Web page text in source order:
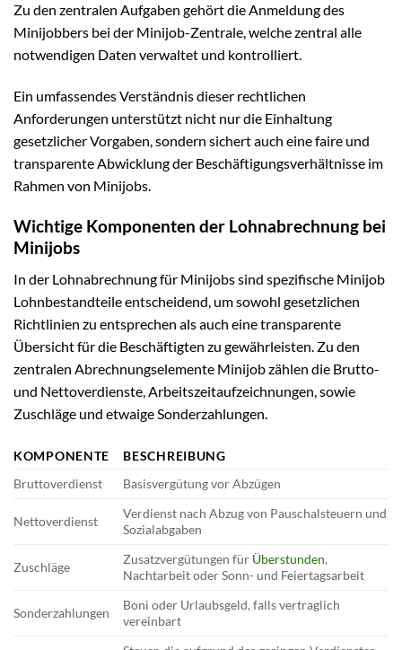
Zu den zentralen Aufgaben gehört die Anmeldung des
Minijobbers bei der Minijob-Zentrale, welche zentral alle
notwendigen Daten verwaltet und kontrolliert.
Ein umfassendes Verständnis dieser rechtlichen
Anforderungen unterstützt nicht nur die Einhaltung
gesetzlicher Vorgaben, sondern sichert auch eine faire und
transparente Abwicklung der Beschäftigungsverhältnisse im
Rahmen von Minijobs.
Wichtige Komponenten der Lohnabrechnung bei
Minijobs
In der Lohnabrechnung für Minijobs sind spezifische Minijob
Lohnbestandteile entscheidend, um sowohl gesetzlichen
Richtlinien zu entsprechen als auch eine transparente
Übersicht für die Beschäftigten zu gewährleisten. Zu den
zentralen Abrechnungselemente Minijob zählen die Brutto-
und Nettoverdienste, Arbeitszeitaufzeichnungen, sowie
Zuschläge und etwaige Sonderzahlungen.
KOMPONENTE
BESCHREIBUNG
Bruttoverdienst
Basisvergütung vor Abzügen
Nettoverdienst
Verdienst nach Abzug von Pauschalsteuern und
Sozialabgaben
Zuschläge
Zusatzvergütungen für Überstunden,
Nachtarbeit oder Sonn- und Feiertagsarbeit
Sonderzahlungen
Boni oder Urlaubsgeld, falls vertraglich
vereinbart